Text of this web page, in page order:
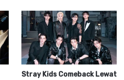
Stray Kids Comeback Lewat